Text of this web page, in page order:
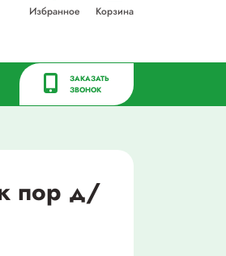
Избранное Корзина
ЗАКАЗАТЬ
ЗВОНОК
пор д/